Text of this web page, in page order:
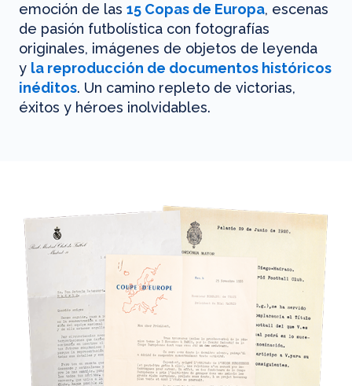
emoción de las 15 Copas de Europa, escenas
de pasión futbolística con fotografías
originales, imágenes de objetos de leyenda
y la reproducción de documentos históricos
inéditos. Un camino repleto de victorias,
éxitos y héroes inolvidables.